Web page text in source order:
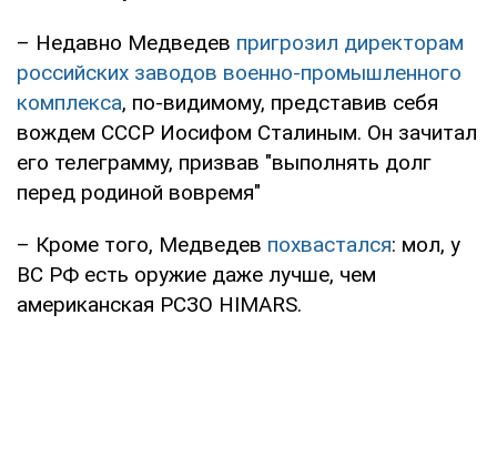
– Недавно Медведев пригрозил директорам
российских заводов военно-промышленного
комплекса, по-видимому, представив себя
вождем СССР Иосифом Сталиным. Он зачитал
его телеграмму, призвав "выполнять долг
перед родиной вовремя"
– Кроме того, Медведев похвастался: мол, у
ВС РФ есть оружие даже лучше, чем
американская РСЗО HIMARS.